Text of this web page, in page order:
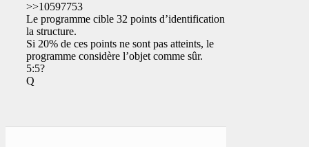
>>10597753
Le programme cible 32 points d’identification de
la structure.
Si 20% de ces points ne sont pas atteints, le
programme considère l’objet comme sûr.
5:5?
Q